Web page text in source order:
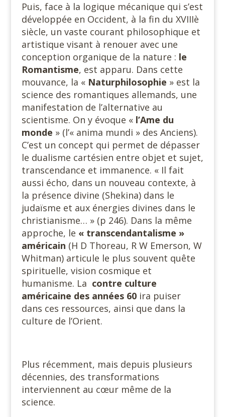
Puis, face à la logique mécanique qui s’est
développée en Occident, à la fin du XVIIIè
siècle, un vaste courant philosophique et
artistique visant à renouer avec une
conception organique de la nature : le
Romantisme, est apparu. Dans cette
mouvance, la « Naturphilosophie » est la
science des romantiques allemands, une
manifestation de l’alternative au
scientisme. On y évoque « l’Ame du
monde » (l’« anima mundi » des Anciens).
C’est un concept qui permet de dépasser
le dualisme cartésien entre objet et sujet,
transcendance et immanence. « Il fait
aussi écho, dans un nouveau contexte, à
la présence divine (Shekina) dans le
judaïsme et aux énergies divines dans le
christianisme… » (p 246). Dans la même
approche, le « transcendantalisme »
américain (H D Thoreau, R W Emerson, W
Whitman) articule le plus souvent quête
spirituelle, vision cosmique et
humanisme. La contre culture
américaine des années 60ira puiser
dans ces ressources, ainsi que dans la
culture de l’Orient.
Plus récemment, mais depuis plusieurs
décennies, des transformations
interviennent au cœur même de la
science.